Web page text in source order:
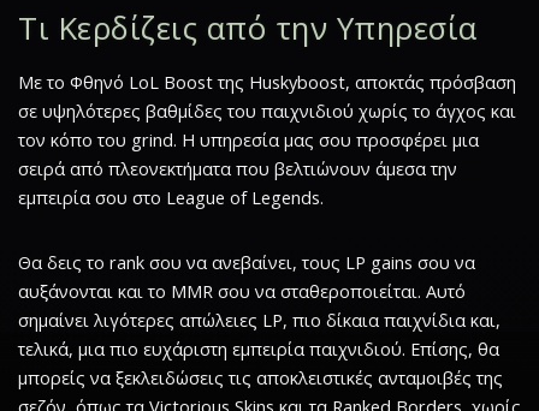
Τι Κερδίζεις από την Υπηρεσία
Με το Φθηνό LoL Boost της Huskyboost, αποκτάς πρόσβαση
σε υψηλότερες βαθμίδες του παιχνιδιού χωρίς το άγχος και
τον κόπο του grind. Η υπηρεσία μας σου προσφέρει μια
σειρά από πλεονεκτήματα που βελτιώνουν άμεσα την
εμπειρία σου στο League of Legends.
Θα δεις το rank σου να ανεβαίνει, τους LP gains σου να
αυξάνονται και το MMR σου να σταθεροποιείται. Αυτό
σημαίνει λιγότερες απώλειες LP, πιο δίκαια παιχνίδια και,
τελικά, μια πιο ευχάριστη εμπειρία παιχνιδιού. Επίσης, θα
μπορείς να ξεκλειδώσεις τις αποκλειστικές ανταμοιβές της